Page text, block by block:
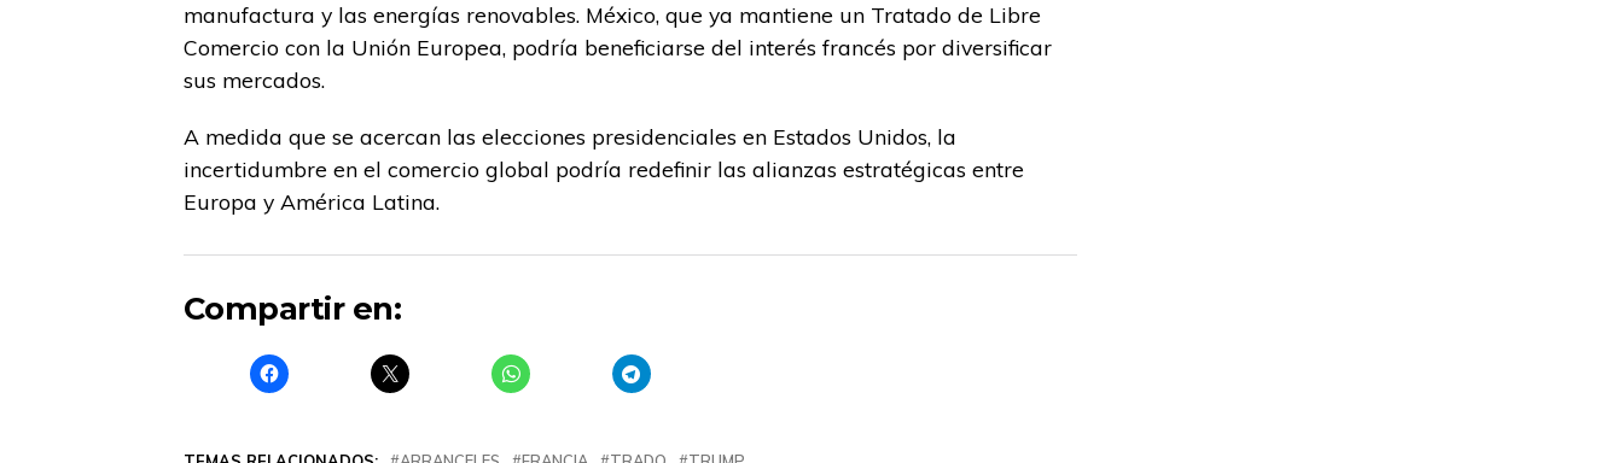
manufactura y las energías renovables. México, que ya mantiene un Tratado de Libre
Comercio con la Unión Europea, podría beneficiarse del interés francés por diversificar
sus mercados.
A medida que se acercan las elecciones presidenciales en Estados Unidos, la
incertidumbre en el comercio global podría redefinir las alianzas estratégicas entre
Europa y América Latina.
Compartir en: